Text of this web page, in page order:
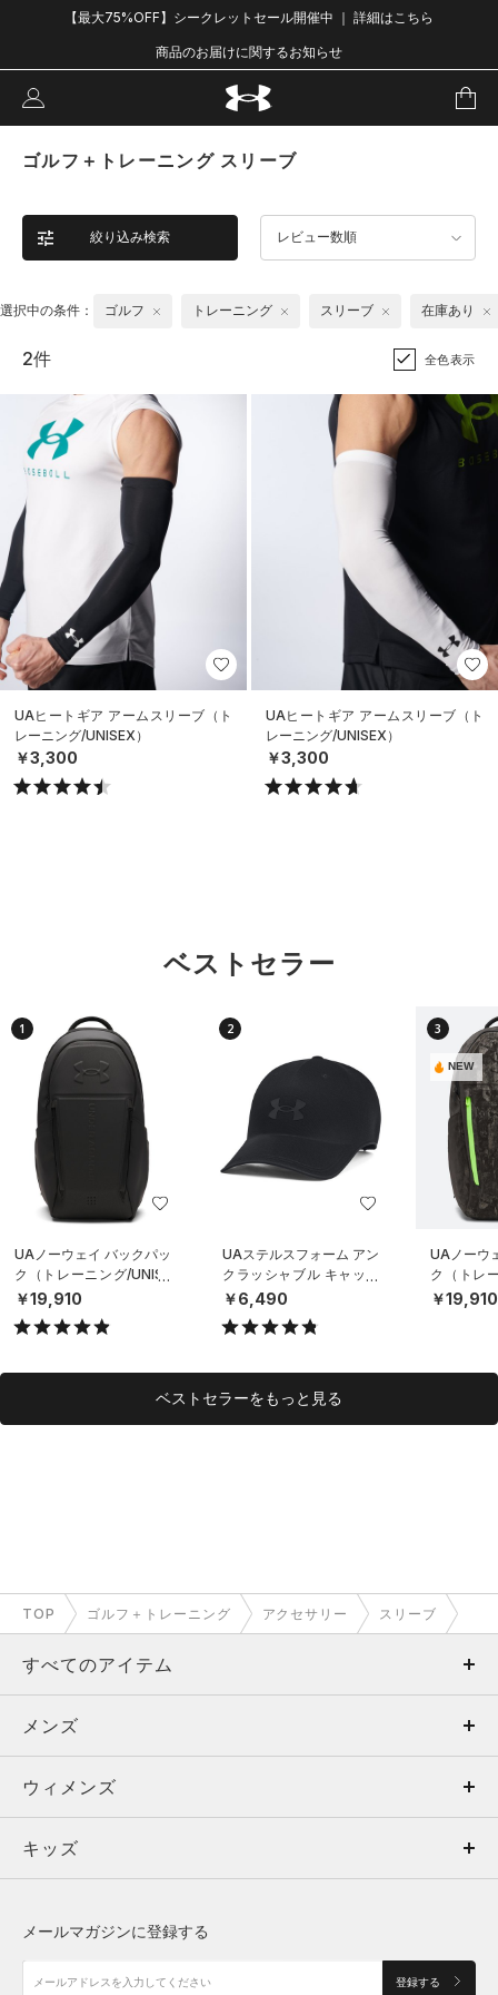
【最大75%OFF】シークレットセール開催中 ｜ 詳細はこちら
商品のお届けに関するお知らせ
ゴルフ＋トレーニング スリーブ
絞り込み検索 レビュー数順
選択中の条件： ゴルフ トレーニング スリーブ 在庫あり
2件 全色表示
UAヒートギア アームスリーブ（ト
レーニング/UNISEX）
￥3,300
UAヒートギア アームスリーブ（ト
レーニング/UNISEX）
￥3,300
ベストセラー
1
UAノーウェイ バックパッ
ク（トレーニング/UNISE
X）
￥19,910
2
UAステルスフォーム アン
クラッシャブル キャップ
（ライフスタイル/UNISE
X）
￥6,490
3
NEW
UAノーウ
ク（トレ
X）
￥19,910
ベストセラーをもっと見る
TOP ゴルフ＋トレーニング アクセサリー スリーブ
すべてのアイテム
メンズ
ウィメンズ
キッズ
アクセサリー
メンズ
トップス
ボトムス
アクセサリー
ウィメンズ
トップス
シューズ
キッズ
メールマガジンに登録する
登録する